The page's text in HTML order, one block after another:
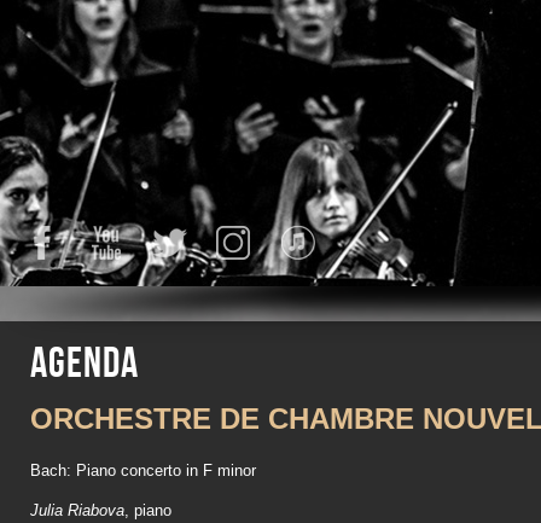
FacebookYouTube Twitter InstagramiTunes
Agenda
ORCHESTRE DE CHAMBRE
Bach: Piano concerto in F minor
Julia Riabova, piano